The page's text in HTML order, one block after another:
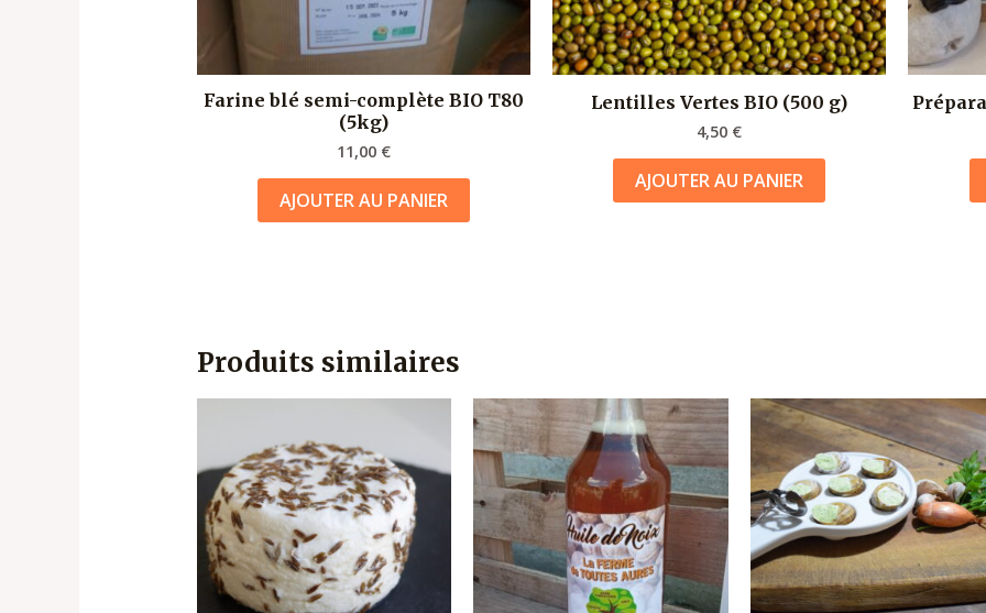
Farine blé semi-complète BIO T80
(5kg)
11,00 €
AJOUTER AU PANIER
Lentilles Vertes BIO (500 g)
4,50 €
AJOUTER AU PANIER
Produits similaires